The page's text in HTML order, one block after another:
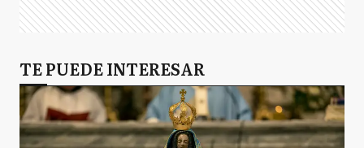
TE PUEDE INTERESAR